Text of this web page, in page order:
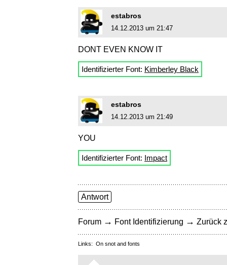
estabros
14.12.2013 um 21:47
DONT EVEN KNOW IT
Identifizierter Font: Kimberley Black
estabros
14.12.2013 um 21:49
YOU
Identifizierter Font: Impact
Antwort
Forum → Font Identifizierung → Zurück
Links: On snot and fonts